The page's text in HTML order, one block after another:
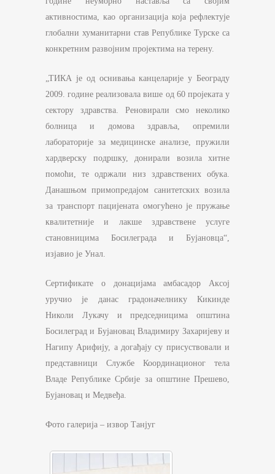
активностима, као организација која рефлектује
глобални хуманитарни став Републике Турске са
конкретним развојним пројектима на терену.
„ТИКА је од оснивања канцеларије у Београду
2009. године реализовала више од 60 пројеката у
сектору здравства. Реновирали смо неколико
болница и домова здравља, опремили
лабораторије за медицинске анализе, пружили
хардверску подршку, донирали возила хитне
помоћи, те одржали низ здравствених обука.
Данашњом примопредајом санитетских возила
за транспорт пацијената омогућено је пружање
квалитетније и лакше здравствене услуге
становницима Босилеграда и Бујановца“,
изјавио је Унал.
Сертификате о донацијама амбасадор Аксој
уручио је данас градоначелнику Кикинде
Николи Лукачу и председницима општина
Босилеград и Бујановац Владимиру Захаријеву и
Нагипу Арифију, а догађају су присуствовали и
представници Службе Координационог тела
Владе Републике Србије за општине Прешево,
Бујановац и Медвеђa.
Фото галерија – извор Танјуг